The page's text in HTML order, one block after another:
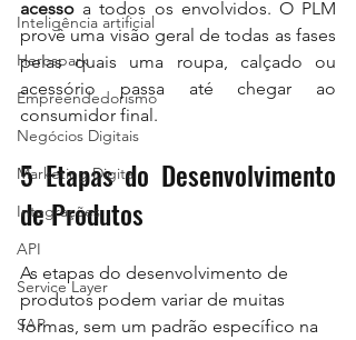
Inteligência artificial
Herospark
Empreendedorismo
Negócios Digitais
Marketing Digital
Integrações
API
Service Layer
SAP
acesso a todos os envolvidos. O PLM
provê uma visão geral de todas as fases
pelas quais uma roupa, calçado ou
acessório passa até chegar ao
consumidor final.
5 Etapas do Desenvolvimento
de Produtos
As etapas do desenvolvimento de
produtos podem variar de muitas
formas, sem um padrão específico na